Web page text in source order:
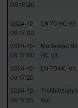
08 16:20
2024-12-
08 17:00
LN 70 HC
2024-12-
08 17:00
Mariestad
HC Vit
2024-12-
08 17:25
LN 70 HC
2024-12-
08 17:25
Trollhättans
Gul